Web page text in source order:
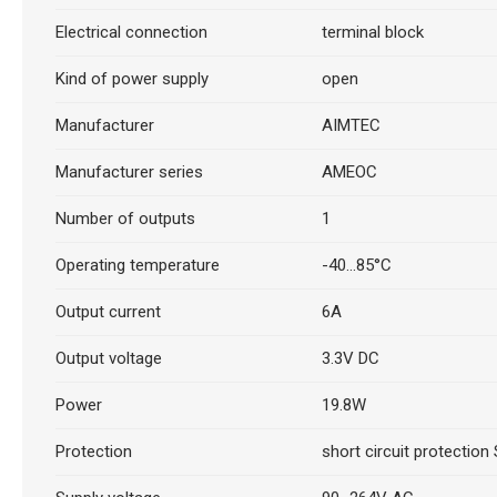
Electrical connection terminal block
Kind of power supply open
Manufacturer AIMTEC
Manufacturer series AMEOC
Number of outputs 1
Operating temperature -40...85°C
Output current 6A
Output voltage 3.3V DC
Power 19.8W
Protection short circuit protection